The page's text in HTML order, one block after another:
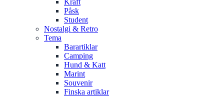
Påsk
Student
Nostalgi & Retro
Tema
Barartiklar
Camping
Hund & Katt
Marint
Souvenir
Finska artiklar